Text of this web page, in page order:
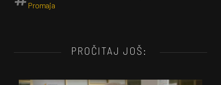
Promaja
PROČITAJ JOŠ: